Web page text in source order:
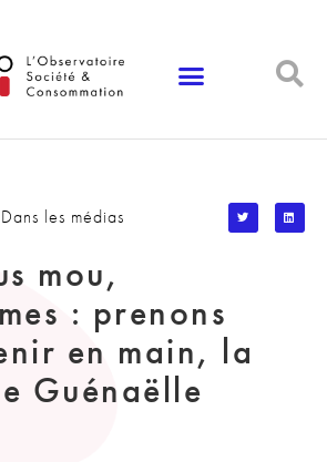
Dans les médias
mou,
: prenons
en main, la
Guénaëlle